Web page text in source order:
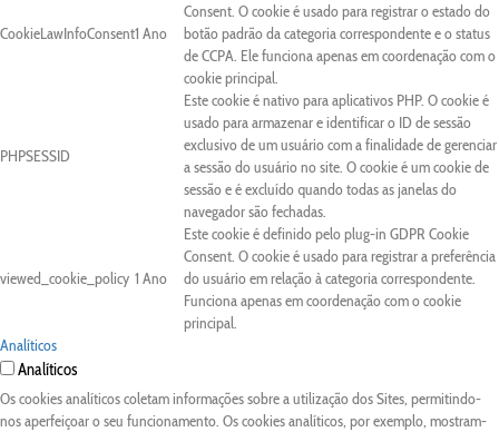
CookieLawInfoConsent1 Ano
Consent. O cookie é usado para registrar o estado do
botão padrão da categoria correspondente e o status
de CCPA. Ele funciona apenas em coordenação com o
cookie principal.
PHPSESSID
Este cookie é nativo para aplicativos PHP. O cookie é
usado para armazenar e identificar o ID de sessão
exclusivo de um usuário com a finalidade de gerenciar
a sessão do usuário no site. O cookie é um cookie de
sessão e é excluído quando todas as janelas do
navegador são fechadas.
viewed_cookie_policy 1 Ano
Este cookie é definido pelo plug-in GDPR Cookie
Consent. O cookie é usado para registrar a preferência
do usuário em relação à categoria correspondente.
Funciona apenas em coordenação com o cookie
principal.
Analíticos
Analíticos
Os cookies analíticos coletam informações sobre a utilização dos Sites, permitindo-
nos aperfeiçoar o seu funcionamento. Os cookies analíticos, por exemplo, mostram-